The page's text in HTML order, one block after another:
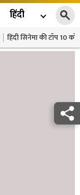
हिंदी
हिंदी सिनेमा की टॉप 10